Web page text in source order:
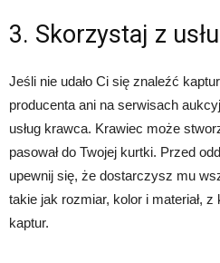
3. Skorzystaj z
Jeśli nie udało Ci się znaleźć
producenta ani na serwisach
usług krawca. Krawiec może
pasował do Twojej kurtki. Przed
upewnij się, że dostarczysz mu
takie jak rozmiar, kolor i materiał,
kaptur.